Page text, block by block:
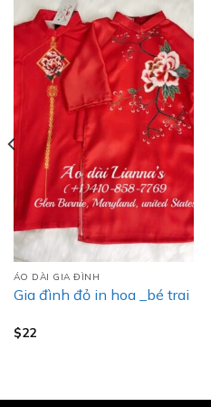
ÁO DÀI GIA ĐÌNH
Gia đình đỏ in hoa _bé trai
$22